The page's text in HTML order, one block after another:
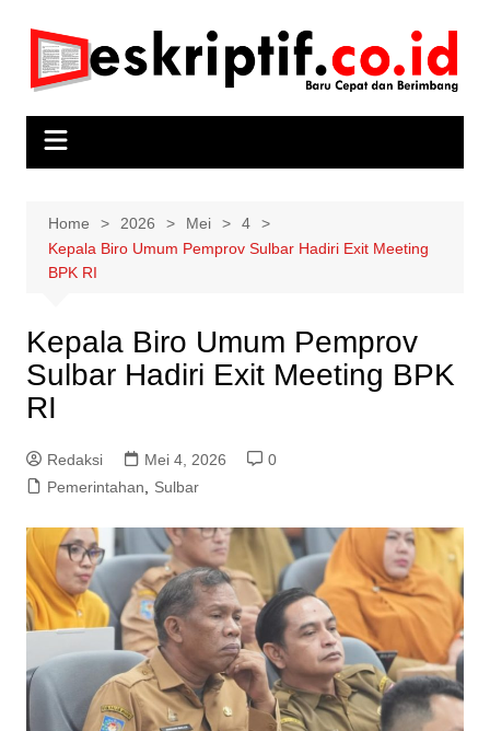
content
Home 2026 Mei
4
Kepala Biro Umum Pemprov Sulbar Hadiri Exit Meeting
BPK RI
Kepala Biro Umum Pemprov
Sulbar Hadiri Exit Meeting BPK
RI
Redaksi Mei 4, 2026
0
Pemerintahan
Sulbar